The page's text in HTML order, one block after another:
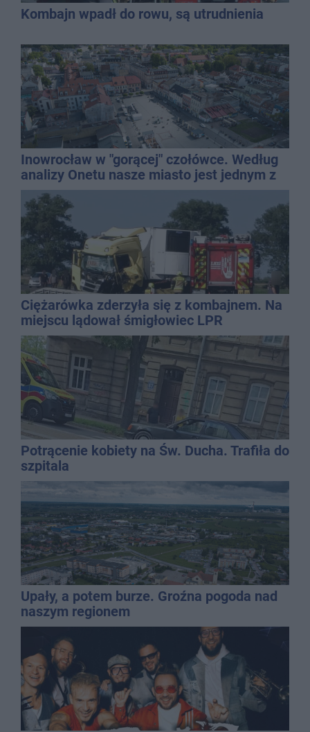
Kombajn wpadł do rowu, są utrudnienia
Inowrocław w "gorącej" czołówce. Według
analizy Onetu nasze miasto jest jednym z
najbardziej narażonych na upały
Ciężarówka zderzyła się z kombajnem. Na
miejscu lądował śmigłowiec LPR
Potrącenie kobiety na Św. Ducha. Trafiła do
szpitala
Upały, a potem burze. Groźna pogoda nad
naszym regionem